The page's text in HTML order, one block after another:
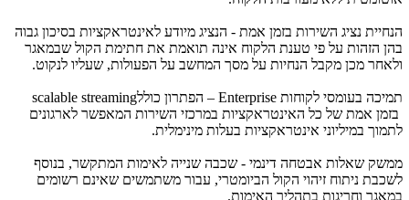
הנחיית נציג השירות בזמן אמת - הנציג מיודע לאינטראקציות בסיכון גבוה
בהן הזהות על פי טענת הלקוח אינה תואמת את חתימת הקול שבמאגר
ולאחר מכן מקבל הנחיות על מסך המחשב על הפעולות, שעליו לנקוט.
תמיכה בעומסי לקוחות Enterprise – הפתרון כוללscalable streaming
בזמן אמת של כל האינטראקציות במרכזי השירות המאפשר לארגונים
לתמוך במיליוני אינטראקציות בעלות מינימלית.
ממשק שאלות אבטחה דינמי - שכבה שנייה לאימות המתקשר, בנוסף
לשכבת ניתוח זיהוי הקול הביומטרי, עבור משתמשים שאינם רשומים
במאגר וחריגות בתהליך האימות.